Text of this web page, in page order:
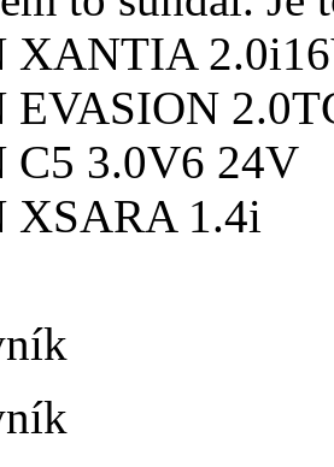
XANTIA
EVASION
C5 3.0V6 24V
XSARA 1.4i